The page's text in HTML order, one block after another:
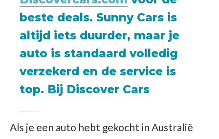
beste deals. Sunny Cars is
altijd iets duurder, maar je
auto is standaard volledig
verzekerd en de service is
top. Bij Discover Cars
Als je een auto hebt gekocht in Australië